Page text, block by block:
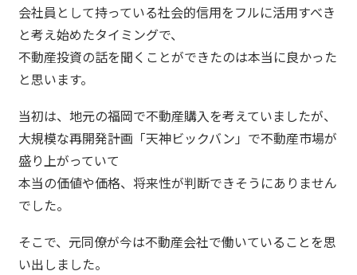
会社員として持っている社会的信用をフルに活用すべき
と考え始めたタイミングで、
不動産投資の話を聞くことができたのは本当に良かった
と思います。
当初は、地元の福岡で不動産購入を考えていましたが、
大規模な再開発計画「天神ビックバン」で不動産市場が
盛り上がっていて
本当の価値や価格、将来性が判断できそうにありません
でした。
そこで、元同僚が今は不動産会社で働いていることを思
い出しました。